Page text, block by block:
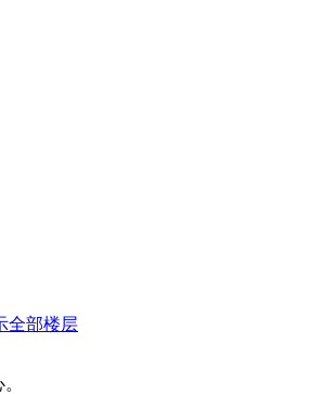
全部楼层